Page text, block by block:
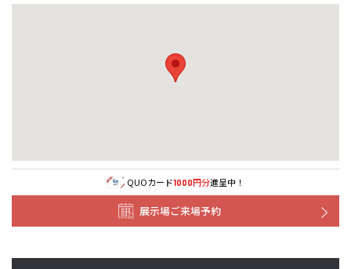
CMギャラリー
QUOカード1000円分進呈中！
展示場ご来場予約
北海道
北海道
札幌
札幌
小樽
青森